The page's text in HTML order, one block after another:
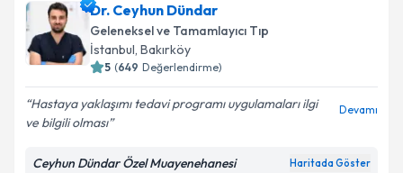
Dr. Ceyhun Dündar
Geleneksel ve Tamamlayıcı Tıp
İstanbul, Bakırköy
5 (649 Değerlendirme)
Hastaya yaklaşımı tedavi programı uygulamaları ilgi
ve bilgili olması
Devamı
Ceyhun Dündar Özel Muayenehanesi Haritada Göster